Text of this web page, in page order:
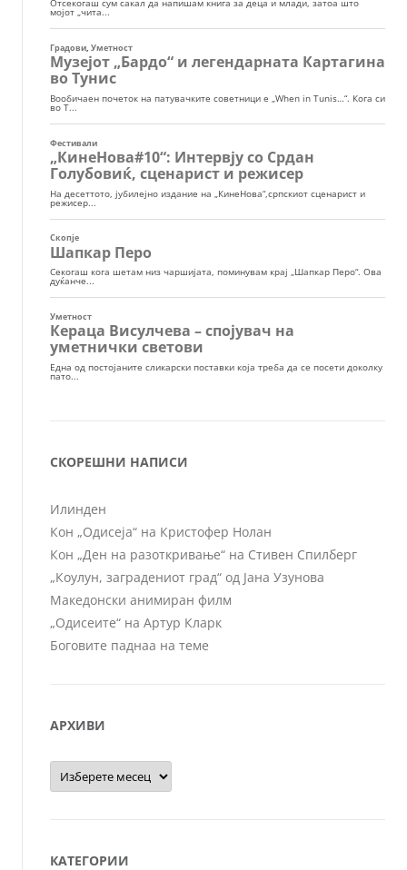
СКОРЕШНИ НАПИСИ
Илинден
Кон „Одисеја“ на Кристофер Нолан
Кон „Ден на разоткривање“ на Стивен Спилберг
„Коулун, заградениот град“ од Јана Узунова
Македонски анимиран филм
„Одисеите“ на Артур Кларк
Боговите паднаа на теме
АРХИВИ
Архиви
КАТЕГОРИИ